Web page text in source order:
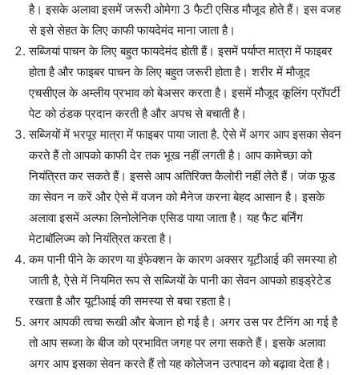
है। इसके अलावा इसमें जरूरी ओमेगा 3 फैटी एसिड मौजूद होते हैं। इस वजह
से इसे सेहत के लिए काफी फायदेमंद माना जाता है।
सब्जियां पाचन के लिए बहुत फायदेमंद होती हैं। इसमें पर्याप्त मात्रा में फाइबर
होता है और फाइबर पाचन के लिए बहुत जरूरी होता है। शरीर में मौजूद
एचसीएल के अम्लीय प्रभाव को बेअसर करता है। इसमें मौजूद कूलिंग प्रॉपर्टी
पेट को ठंडक प्रदान करती है और अपच से बचाती है।
सब्जियों में भरपूर मात्रा में फाइबर पाया जाता है. ऐसे में अगर आप इसका सेवन
करते हैं तो आपको काफी देर तक भूख नहीं लगती है। आप कामेच्छा को
नियंत्रित कर सकते हैं। इससे आप अतिरिक्त कैलोरी नहीं लेते हैं। जंक फूड
का सेवन न करें और ऐसे में वजन को मैनेज करना बेहद आसान है। इसके
अलावा इसमें अल्फा लिनोलेनिक एसिड पाया जाता है। यह फैट बर्निंग
मेटाबॉलिज्म को नियंत्रित करता है।
कम पानी पीने के कारण या इंफेक्शन के कारण अक्सर यूटीआई की समस्या हो
जाती है, ऐसे में नियमित रूप से सब्जियों के पानी का सेवन आपको हाइड्रेटेड
रखता है और यूटीआई की समस्या से बचा रहता है।
अगर आपकी त्वचा रूखी और बेजान हो गई है। अगर उस पर टैनिंग आ गई है
तो आप सब्जा के बीज को प्रभावित जगह पर लगा सकते हैं। इसके अलावा
अगर आप इसका सेवन करते हैं तो यह कोलेजन उत्पादन को बढ़ावा देता है।